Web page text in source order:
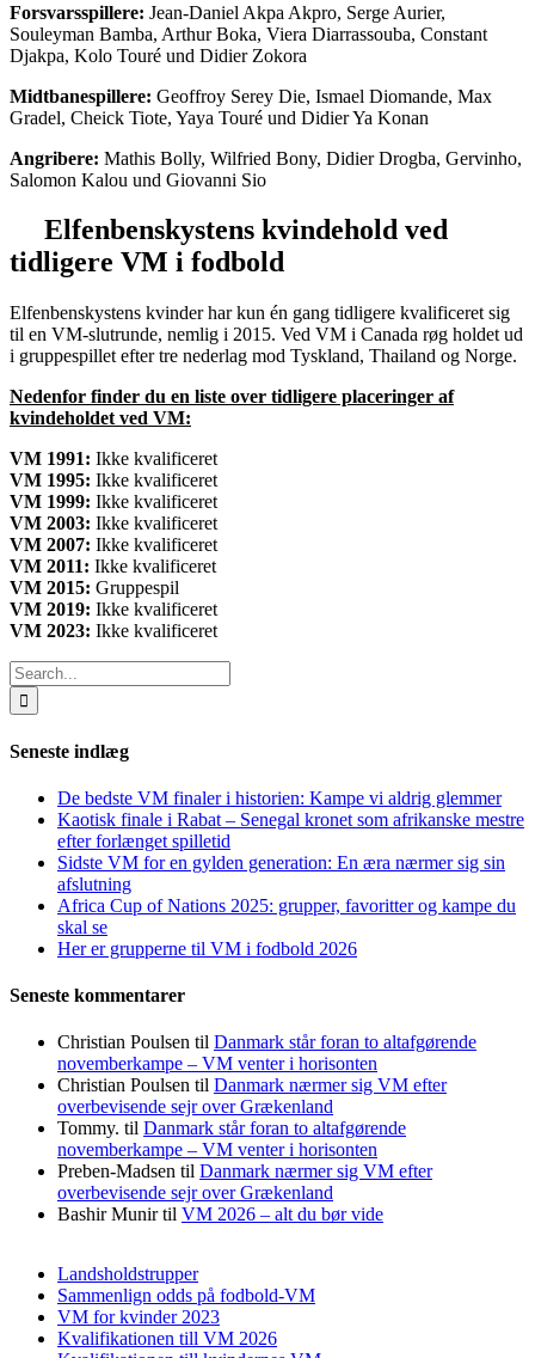
Forsvarsspillere: Jean-Daniel Akpa Akpro, Serge Aurier,
Souleyman Bamba, Arthur Boka, Viera Diarrassouba, Constant
Djakpa, Kolo Touré und Didier Zokora
Midtbanespillere: Geoffroy Serey Die, Ismael Diomande, Max
Gradel, Cheick Tiote, Yaya Touré und Didier Ya Konan
Angribere: Mathis Bolly, Wilfried Bony, Didier Drogba, Gervinho,
Salomon Kalou und Giovanni Sio
Elfenbenskystens kvindehold ved
tidligere VM i fodbold
Elfenbenskystens kvinder har kun én gang tidligere kvalificeret sig
til en VM-slutrunde, nemlig i 2015. Ved VM i Canada røg holdet ud
i gruppespillet efter tre nederlag mod Tyskland, Thailand og Norge.
Nedenfor finder du en liste over tidligere placeringer af
kvindeholdet ved VM:
VM 1991: Ikke kvalificeret
VM 1995: Ikke kvalificeret
VM 1999: Ikke kvalificeret
VM 2003: Ikke kvalificeret
VM 2007: Ikke kvalificeret
VM 2011: Ikke kvalificeret
VM 2015: Gruppespil
VM 2019: Ikke kvalificeret
VM 2023: Ikke kvalificeret
Search
for:
Seneste indlæg
De bedste VM finaler i historien: Kampe vi aldrig glemmer
Kaotisk finale i Rabat – Senegal kronet som afrikanske mestre
efter forlænget spilletid
Sidste VM for en gylden generation: En æra nærmer sig sin
afslutning
Africa Cup of Nations 2025: grupper, favoritter og kampe du
skal se
Her er grupperne til VM i fodbold 2026
Seneste kommentarer
Christian Poulsen til Danmark står foran to altafgørende
novemberkampe – VM venter i horisonten
Christian Poulsen til Danmark nærmer sig VM efter
overbevisende sejr over Grækenland
Tommy. til Danmark står foran to altafgørende
novemberkampe – VM venter i horisonten
Preben-Madsen til Danmark nærmer sig VM efter
overbevisende sejr over Grækenland
Bashir Munirtil VM 2026 – alt du bør vide
Landsholdstrupper
Sammenlign odds på fodbold-VM
VM for kvinder 2023
Kvalifikationen till VM 2026